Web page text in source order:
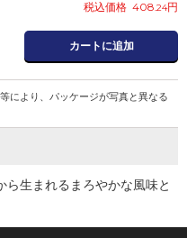
税込価格 408.24円
カートに追加
により、パッケージが写真と異なる
生まれるまろやかな風味と